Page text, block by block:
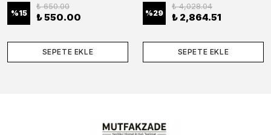
%15
₺ 650.00
₺ 550.00
SEPETE EKLE
%29
₺ 4,028.04
₺ 2,864.51
SEPETE EKLE